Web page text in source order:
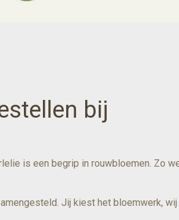
bij
is een begrip in rouwbloemen. Zo
Jij kiest het bloemwerk, wij